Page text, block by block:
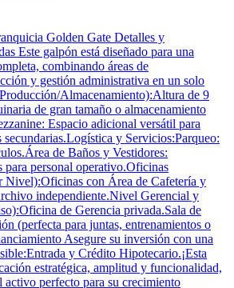
Golden Gate Detalles y
Este galpón está diseñado para una
combinando áreas de
y gestión administrativa en un solo
Almacenamiento):Altura de 9
de gran tamaño o almacenamiento
Espacio adicional versátil para
y Servicios:Parqueo:
de Baños y Vestidores:
para personal operativo.Oficinas
Nivel):Oficinas con Área de Cafetería y
independiente.Nivel Gerencial y
de Gerencia privada.Sala de
(perfecta para juntas, entrenamientos o
Asegure su inversión con una
y Crédito Hipotecario.¡Esta
estratégica, amplitud y funcionalidad,
activo perfecto para su crecimiento